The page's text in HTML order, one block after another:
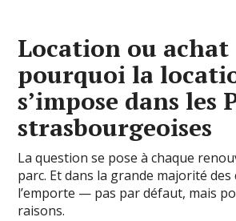
Location ou achat
pourquoi la
s’impose dans les
strasbourgeoises
La question se pose à chaque
parc. Et dans la grande majorité des
l’emporte — pas par défaut, mais
raisons.